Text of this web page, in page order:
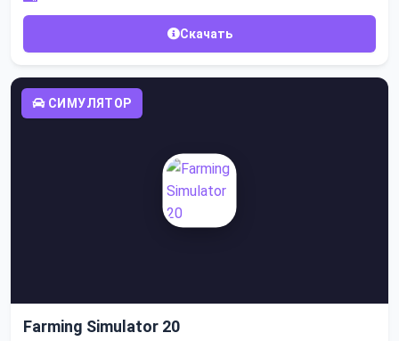
Скачать
СИМУЛЯТОР
Farming Simulator 20